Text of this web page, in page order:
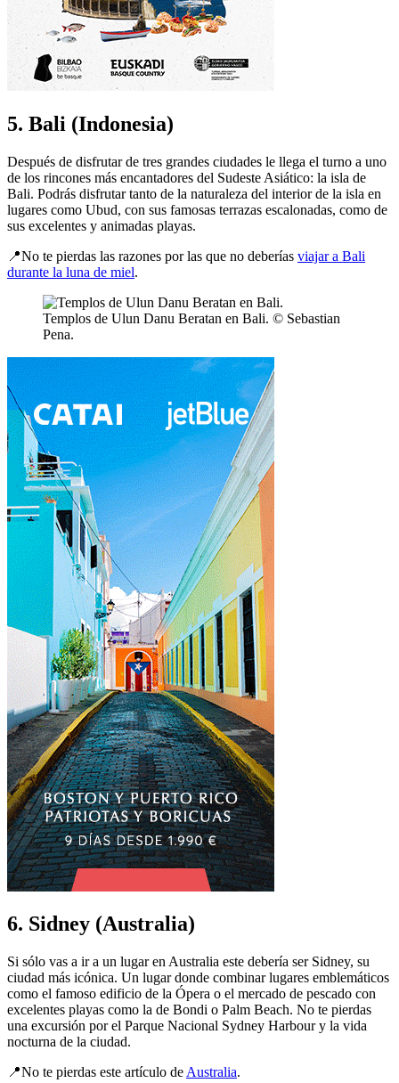
5. Bali (Indonesia)
Después de disfrutar de tres grandes ciudades le llega el turno a uno
de los rincones más encantadores del Sudeste Asiático: la isla de
Bali. Podrás disfrutar tanto de la naturaleza del interior de la isla en
lugares como Ubud, con sus famosas terrazas escalonadas, como de
sus excelentes y animadas playas.
📍No te pierdas las razones por las que no deberías viajar a Bali
durante la luna de miel.
Templos de Ulun Danu Beratan en Bali. © Sebastian
Pena.
6. Sidney (Australia)
Si sólo vas a ir a un lugar en Australia este debería ser Sidney, su
ciudad más icónica. Un lugar donde combinar lugares emblemáticos
como el famoso edificio de la Ópera o el mercado de pescado con
excelentes playas como la de Bondi o Palm Beach. No te pierdas
una excursión por el Parque Nacional Sydney Harbour y la vida
nocturna de la ciudad.
📍No te pierdas este artículo de Australia.